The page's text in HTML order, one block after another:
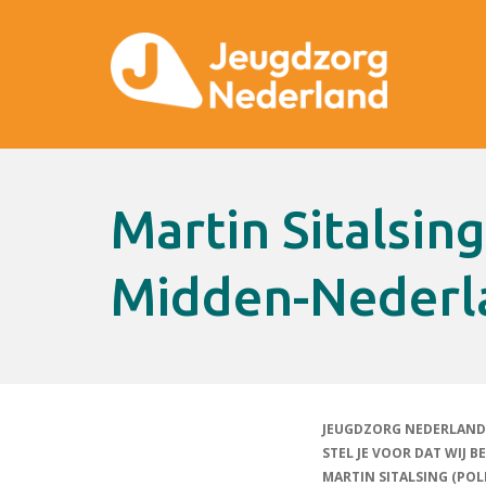
Martin Sitalsing (politiechef
Midden-
JEUGDZORG NEDERLAND
STEL JE VOOR DAT WIJ
MARTIN SITALSING